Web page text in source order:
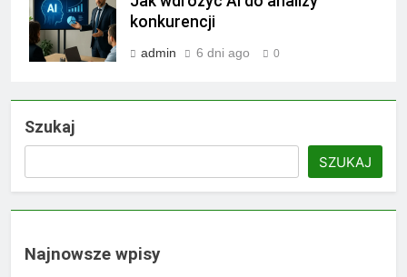
konkurencji
admin 6 dni ago 0
Szukaj
SZUKAJ
Najnowsze wpisy